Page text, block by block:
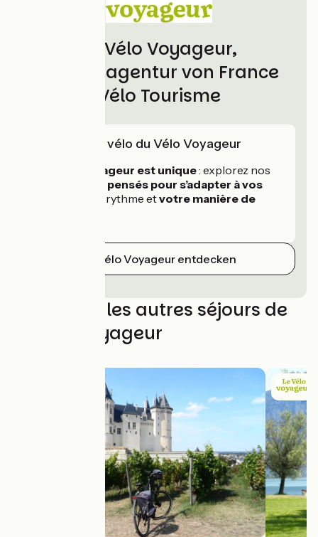
Le Vélo Voyageur,
Partneragentur von France
Vélo Tourisme
L'expertise vélo du Vélo Voyageur
Chaque voyageur est unique: explorez nos
pensés pour s’adapter à vos
, votre rythme etvotre manière de
Le Vélo Voyageur entdecken
Découvrez les autres séjours de
Le Vélo Voyageur